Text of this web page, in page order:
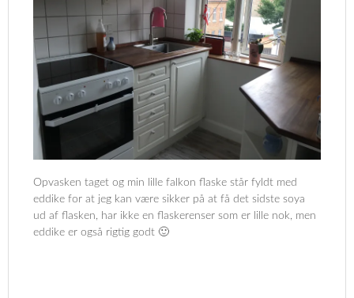
Opvasken taget og min lille falkon flaske står fyldt med
eddike for at jeg kan være sikker på at få det sidste soya
ud af flasken, har ikke en flaskerenser som er lille nok, men
eddike er også rigtig godt 🙂